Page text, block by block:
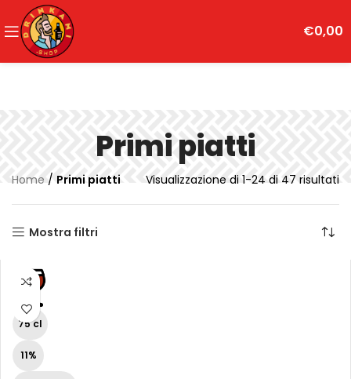
€0,00
Primi piatti
Home / Primi piatti Visualizzazione di 1-24 di 47 risultati
Mostra filtri
75 cl
11%